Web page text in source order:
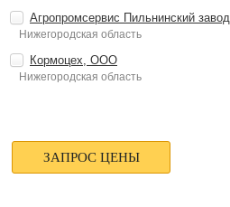
Агропромсервис Пильнинский завод
Нижегородская область
Кормоцех, ООО
Нижегородская область